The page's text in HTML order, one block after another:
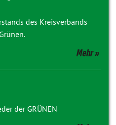
des Kreisverbands
Mehr
der GRÜNEN